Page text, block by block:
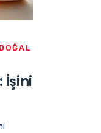
İşini